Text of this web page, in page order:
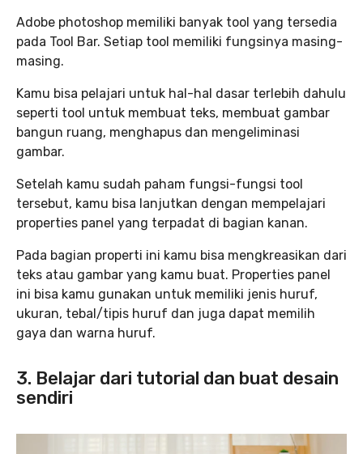
Adobe photoshop memiliki banyak tool yang tersedia
pada Tool Bar. Setiap tool memiliki fungsinya masing-
masing.
Kamu bisa pelajari untuk hal-hal dasar terlebih dahulu
seperti tool untuk membuat teks, membuat gambar
bangun ruang, menghapus dan mengeliminasi
gambar.
Setelah kamu sudah paham fungsi-fungsi tool
tersebut, kamu bisa lanjutkan dengan mempelajari
properties panel yang terpadat di bagian kanan.
Pada bagian properti ini kamu bisa mengkreasikan dari
teks atau gambar yang kamu buat. Properties panel
ini bisa kamu gunakan untuk memiliki jenis huruf,
ukuran, tebal/tipis huruf dan juga dapat memilih
gaya dan warna huruf.
3. Belajar dari tutorial dan buat desain
sendiri